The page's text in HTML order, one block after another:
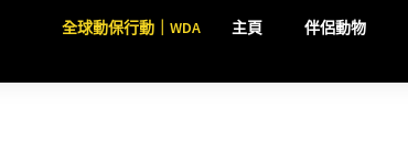
全球動保行動｜WDA 主頁 伴侶動物